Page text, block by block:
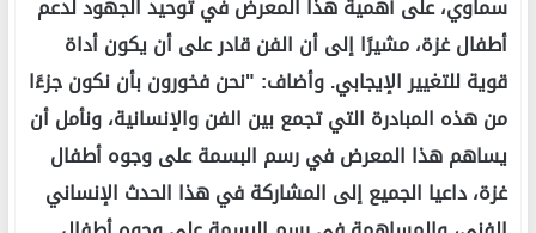
سماوي، على أهمية هذا المعرض في توحيد الجهود لدعم
أطفال غزة، مشيرًا إلى أن الفن قادر على أن يكون أداة
قوية للتغيير الإيجابي. وأضاف: "نحن فخورون بأن نكون جزءًا
من هذه المبادرة التي تجمع بين الفن والإنسانية، ونأمل أن
يساهم هذا المعرض في رسم البسمة على وجوه أطفال
غزة، داعيا الجميع إلى المشاركة في هذا الحدث الإنساني